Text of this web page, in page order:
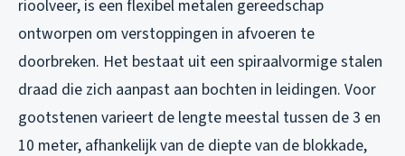
rioolveer, is een flexibel metalen gereedschap
ontworpen om verstoppingen in afvoeren te
doorbreken. Het bestaat uit een spiraalvormige stalen
draad die zich aanpast aan bochten in leidingen. Voor
gootstenen varieert de lengte meestal tussen de 3 en
10 meter, afhankelijk van de diepte van de blokkade,